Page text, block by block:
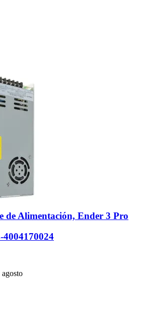
de Alimentación, Ender 3 Pro
agosto